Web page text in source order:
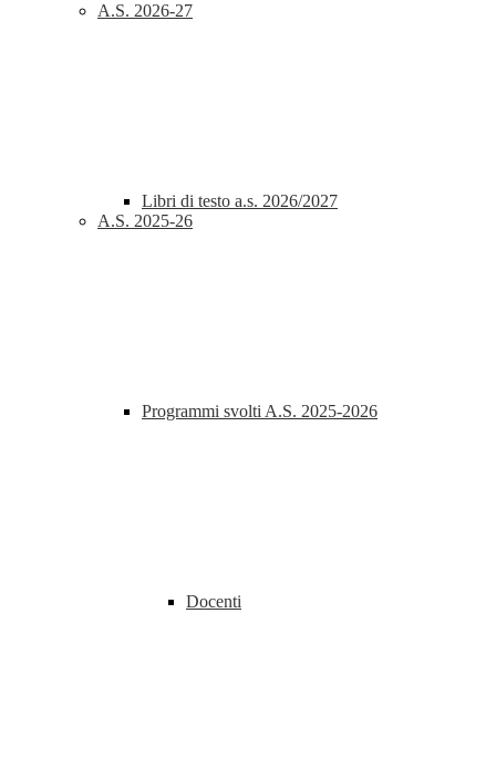
A.S. 2026-27
Libri di testo a.s. 2026/2027
A.S. 2025-26
Programmi svolti A.S. 2025-2026
Docenti